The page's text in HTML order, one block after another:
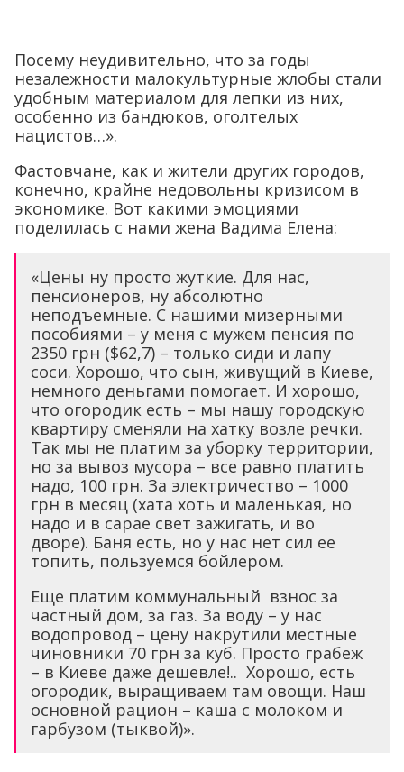
Посему неудивительно, что за годы
незалежности малокультурные жлобы стали
удобным материалом для лепки из них,
особенно из бандюков, оголтелых
нацистов…».
Фастовчане, как и жители других городов,
конечно, крайне недовольны кризисом в
экономике. Вот какими эмоциями
поделилась с нами жена Вадима Елена:
«Цены ну просто жуткие. Для нас,
пенсионеров, ну абсолютно
неподъемные. С нашими мизерными
пособиями – у меня с мужем пенсия по
2350 грн ($62,7) – только сиди и лапу
соси. Хорошо, что сын, живущий в Киеве,
немного деньгами помогает. И хорошо,
что огородик есть – мы нашу городскую
квартиру сменяли на хатку возле речки.
Так мы не платим за уборку территории,
но за вывоз мусора – все равно платить
надо, 100 грн. За электричество – 1000
грн в месяц (хата хоть и маленькая, но
надо и в сарае свет зажигать, и во
дворе). Баня есть, но у нас нет сил ее
топить, пользуемся бойлером.
Еще платим коммунальный взнос за
частный дом, за газ. За воду – у нас
водопровод – цену накрутили местные
чиновники 70 грн за куб. Просто грабеж
– в Киеве даже дешевле!.. Хорошо, есть
огородик, выращиваем там овощи. Наш
основной рацион – каша с молоком и
гарбузом (тыквой)».